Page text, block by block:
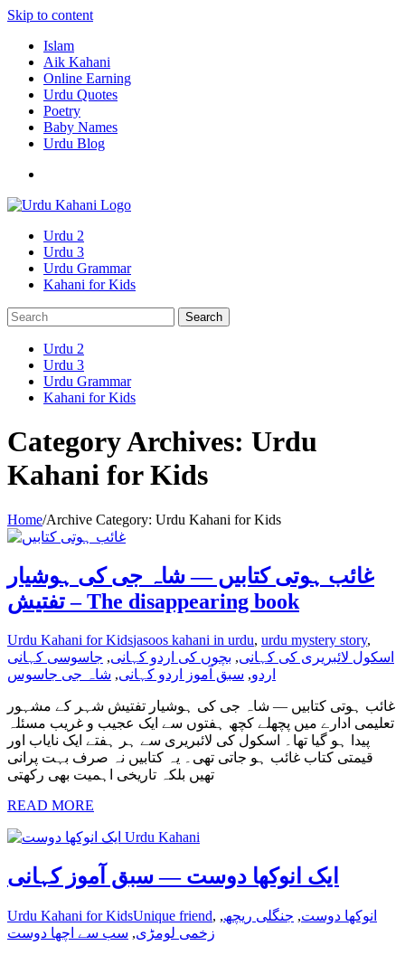
Skip to content
Islam
Aik Kahani
Online Earning
Urdu Quotes
Poetry
Baby Names
Urdu Blog
Urdu 2
Urdu 3
Urdu Grammar
Kahani for Kids
Urdu 2
Urdu 3
Urdu Grammar
Kahani for Kids
Category Archives: Urdu
Kahani for Kids
Home/Archive Category: Urdu Kahani for Kids
غائب ہوتی کتابیں — شاہ جی کی ہوشیار
تفتیش – The disappearing book
Urdu Kahani for Kidsjasoos kahani in urdu, urdu mystery story,
اسکول لائبریری کی کہانی, بچوں کی اردو کہانی, جاسوسی کہانی
اردو, سبق آموز اردو کہانی, شاہ جی جاسوس
غائب ہوتی کتابیں — شاہ جی کی ہوشیار تفتیش شہر کے مشہور
تعلیمی ادارے میں پچھلے کچھ ہفتوں سے ایک عجیب و غریب مسئلہ
پیدا ہو گیا تھا۔ اسکول کی لائبریری سے ہر ہفتے ایک نایاب اور
قیمتی کتاب غائب ہو جاتی تھی۔ یہ کتابیں نہ صرف بہت پرانی
تھیں بلکہ تاریخی اہمیت بھی رکھتی
READ MORE
ایک انوکھا دوست — سبق آموز کہانی
Urdu Kahani for KidsUnique friend, انوکھا دوست, جنگلی ریچھ,
زخمی لومڑی, سب سے اچھا دوست